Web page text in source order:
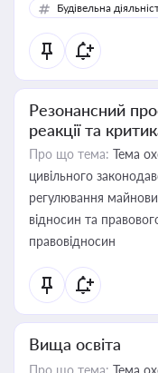
Будівельна
Резонансний
реакції та
Про що тема: Тема
цивільного
регулювання
відносин та
правовідносин
Вища освіта
Про що тема: Тема